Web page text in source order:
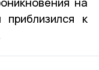
к